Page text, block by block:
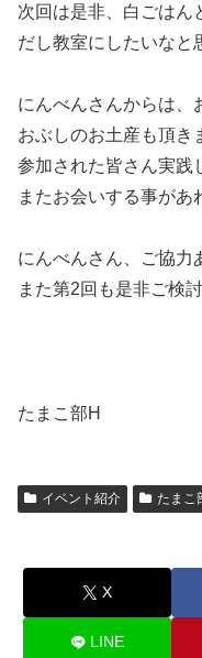
次回は是非、白ごはん
だし教室にしたいなと
にんべんさんからは、
おぶしのお土産も頂き
参加された皆さん実践
またお会いする事があ
にんべんさん、ご協力
また第2回も是非ご検
たまこ部H
イベント紹介 たまこ
X
LINE